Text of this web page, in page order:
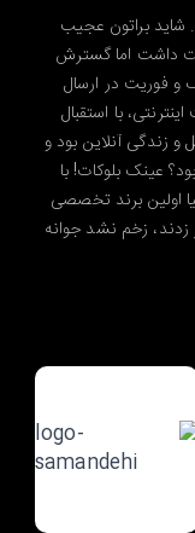
شاید براتون عجیب
داشت اما گسترش
فوریت در ارسال
با استقبال
زندگی آنلاین بود و
عینک بلوکات! با
اولین برند تخصصی
زدند، زخم نشد جوانه